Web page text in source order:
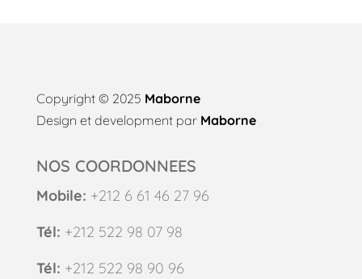
Copyright © 2025 Maborne
Design et development par Maborne
NOS COORDONNEES
Mobile: +212 6 61 46 27 96
Tél: +212 522 98 07 98
Tél: +212 522 98 90 96